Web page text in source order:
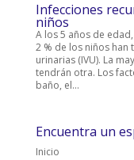
Infecciones
niños
​A los 5 años de
2 % de los niños han
urinarias (IVU). La
tendrán otra. Los
baño, el...
Encuentra un
Inicio